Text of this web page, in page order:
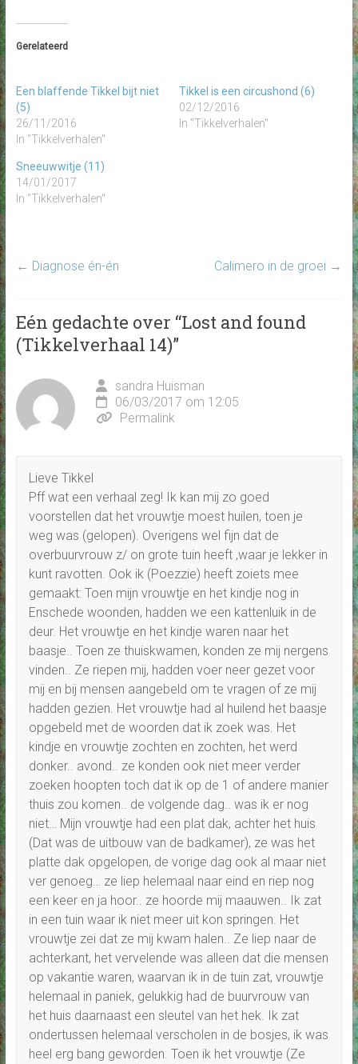
Gerelateerd
Een blaffende Tikkel bijt niet
(5)
26/11/2016
In "Tikkelverhalen"
Tikkel is een circushond (6)
02/12/2016
In "Tikkelverhalen"
Sneeuwwitje (11)
14/01/2017
In "Tikkelverhalen"
← Diagnose én-én Calimero in de groei →
Eén gedachte over “Lost and found
(Tikkelverhaal 14)”
sandra Huisman
06/03/2017 om 12:05
Permalink
Lieve Tikkel
Pff wat een verhaal zeg! Ik kan mij zo goed
voorstellen dat het vrouwtje moest huilen, toen je
weg was (gelopen). Overigens wel fijn dat de
overbuurvrouw z/ on grote tuin heeft ,waar je lekker in
kunt ravotten. Ook ik (Poezzie) heeft zoiets mee
gemaakt: Toen mijn vrouwtje en het kindje nog in
Enschede woonden, hadden we een kattenluik in de
deur. Het vrouwtje en het kindje waren naar het
baasje.. Toen ze thuiskwamen, konden ze mij nergens
vinden.. Ze riepen mij, hadden voer neer gezet voor
mij en bij mensen aangebeld om te vragen of ze mij
hadden gezien. Het vrouwtje had al huilend het baasje
opgebeld met de woorden dat ik zoek was. Het
kindje en vrouwtje zochten en zochten, het werd
donker.. avond.. ze konden ook niet meer verder
zoeken hoopten toch dat ik op de 1 of andere manier
thuis zou komen.. de volgende dag.. was ik er nog
niet… Mijn vrouwtje had een plat dak, achter het huis
(Dat was de uitbouw van de badkamer), ze was het
platte dak opgelopen, de vorige dag ook al maar niet
ver genoeg… ze liep helemaal naar eind en riep nog
een keer en ja hoor.. ze hoorde mij maauwen.. Ik zat
in een tuin waar ik niet meer uit kon springen. Het
vrouwtje zei dat ze mij kwam halen.. Ze liep naar de
achterkant, het vervelende was alleen dat die mensen
op vakantie waren, waarvan ik in de tuin zat, vrouwtje
helemaal in paniek, gelukkig had de buurvrouw van
het huis daarnaast een sleutel van het hek. Ik zat
ondertussen helemaal verscholen in de bosjes, ik was
heel erg bang geworden. Toen ik het vrouwtje (Ze